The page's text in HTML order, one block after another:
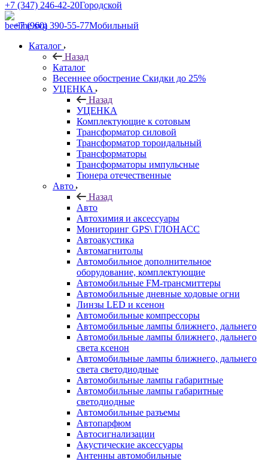
+7 (347) 246-42-20Городской
+7 (960) 390-55-77Мобильный
Каталог
Назад
Каталог
Весеннее обострение Скидки до 25%
УЦЕНКА
Назад
УЦЕНКА
Комплектующие к сотовым
Трансформатор силовой
Трансформатор тороидальный
Трансформаторы
Трансформаторы импульсные
Тюнера отечественные
Авто
Назад
Авто
Автохимия и аксессуары
Мониторинг GPS\ ГЛОНАСС
Автоакустика
Автомагнитолы
Автомобильное дополнительное
оборудование, комплектующие
Автомобильные FM-трансмиттеры
Автомобильные дневные ходовые огни
Линзы LED и ксенон
Автомобильные компрессоры
Автомобильные лампы ближнего, дальнего
Автомобильные лампы ближнего, дальнего
света ксенон
Автомобильные лампы ближнего, дальнего
света светодиодные
Автомобильные лампы габаритные
Автомобильные лампы габаритные
светодиодные
Автомобильные разъемы
Автопарфюм
Автосигнализации
Акустические аксессуары
Антенны автомобильные